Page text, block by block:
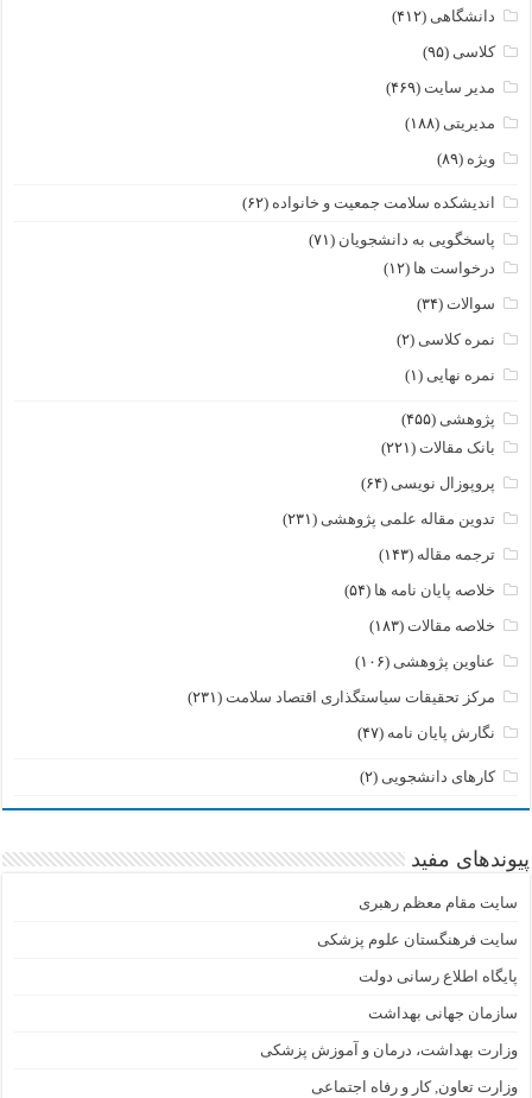
دانشگاهی (۴۱۲)
کلاسی (۹۵)
مدیر سایت (۴۶۹)
مدیریتی (۱۸۸)
ویژه (۸۹)
اندیشکده سلامت جمعیت و خانواده (۶۲)
پاسخگویی به دانشجویان (۷۱)
درخواست ها (۱۲)
سوالات (۳۴)
نمره کلاسی (۲)
نمره نهایی (۱)
پژوهشی (۴۵۵)
بانک مقالات (۲۲۱)
پروپوزال نویسی (۶۴)
تدوین مقاله علمی پژوهشی (۲۳۱)
ترجمه مقاله (۱۴۳)
خلاصه پایان نامه ها (۵۴)
خلاصه مقالات (۱۸۳)
عناوین پژوهشی (۱۰۶)
مرکز تحقیقات سیاستگذاری اقتصاد سلامت (۲۳۱)
نگارش پایان نامه (۴۷)
کارهای دانشجویی (۲)
پیوندهای مفید
سایت مقام معظم رهبری
سایت فرهنگستان علوم پزشکی
پایگاه اطلاع رسانی دولت
سازمان جهانی بهداشت
وزارت بهداشت، درمان و آموزش پزشکی
وزارت تعاون, کار و رفاه اجتماعی